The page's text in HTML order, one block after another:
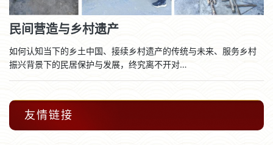
民间营造与乡村遗产
如何认知当下的乡土中国、接续乡村遗产的传统与未来、服务乡村
振兴背景下的民居保护与发展，终究离不开对…
友情链接